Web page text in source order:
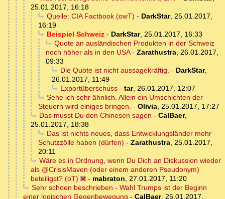
25.01.2017, 16:18
Quelle: CIA Factbook (owT) - DarkStar, 25.01.2017,
16:19
Beispiel Schweiz- DarkStar, 25.01.2017, 16:33
Quote an ausländischen Produkten in der Schweiz
noch höher als in den USA- Zarathustra, 26.01.2017,
09:33
Die Quote ist nicht aussagekräftig. - DarkStar,
26.01.2017, 11:49
Exportüberschuss- tar, 26.01.2017, 12:07
Sehe ich sehr ähnlich. Allein ein Umschichten der
Steuern wird einiges bringen. - Olivia, 25.01.2017, 17:27
Das musst Du den Chinesen sagen - CalBaer,
25.01.2017, 18:38
Das ist nichts neues, dass Entwicklungsländer mehr
Schutzzölle haben (dürfen) - Zarathustra, 25.01.2017,
20:11
Wäre es in Ordnung, wenn Du Dich an Diskussion wieder
als @CrisisMaven (oder einem anderen Pseudonym)
beteiligst? (oT)
- mabraton, 27.01.2017, 11:20
Sehr schoen beschrieben - Wahl Trumps ist der Beginn
einer logischen Gegenbewegung - CalBaer, 25.01.2017,